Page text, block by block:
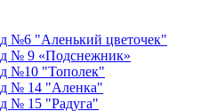
№6 "Аленький цветочек"
№ 9 «Подснежник»
№10 "Тополек"
№ 14 "Аленка"
№ 15 "Радуга"